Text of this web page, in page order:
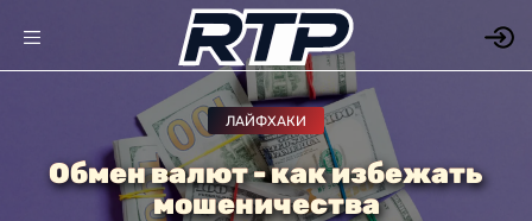
ЛАЙФХАКИ
Обмен валют - как избежать
мошеничества